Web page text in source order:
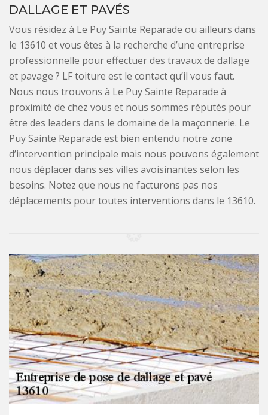
DALLAGE ET PAVÉS
Vous résidez à Le Puy Sainte Reparade ou ailleurs dans
le 13610 et vous êtes à la recherche d’une entreprise
professionnelle pour effectuer des travaux de dallage
et pavage ? LF toiture est le contact qu’il vous faut.
Nous nous trouvons à Le Puy Sainte Reparade à
proximité de chez vous et nous sommes réputés pour
être des leaders dans le domaine de la maçonnerie. Le
Puy Sainte Reparade est bien entendu notre zone
d’intervention principale mais nous pouvons également
nous déplacer dans ses villes avoisinantes selon les
besoins. Notez que nous ne facturons pas nos
déplacements pour toutes interventions dans le 13610.